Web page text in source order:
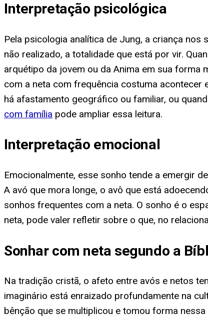
Interpretação psicológica
Pela psicologia analítica de Jung, a criança
não realizado, a totalidade que está por vir.
arquétipo da jovem ou da Anima em sua forma
com a neta com frequência costuma
há afastamento geográfico ou familiar, ou
com família pode ampliar essa leitura.
Interpretação emocional
Emocionalmente, esse sonho tende a emergir
A avó que mora longe, o avô que está
sonhos frequentes com a neta. O sonho é o
neta, pode valer refletir sobre o que, no
Sonhar com neta segundo a
Na tradição cristã, o afeto entre avós e netos
imaginário está enraizado profundamente na
bênção que se multiplicou e tomou forma